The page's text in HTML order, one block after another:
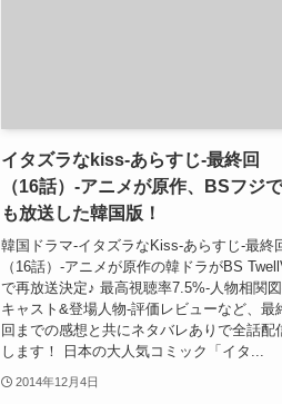
イタズラなkiss-あらすじ-最終回
（16話）-アニメが原作、BSフジで
も放送した韓国版！
韓国ドラマ-イタズラなKiss-あらすじ-最終
（16話）-アニメが原作の韓ドラがBS
で再放送決定♪ 最高視聴率7.5%-人物相関
キャスト&登場人物-評価レビューなど、最
回までの感想と共にネタバレありで全話配
します！ 日本の大人気コミック「イタ...
2014年12月4日